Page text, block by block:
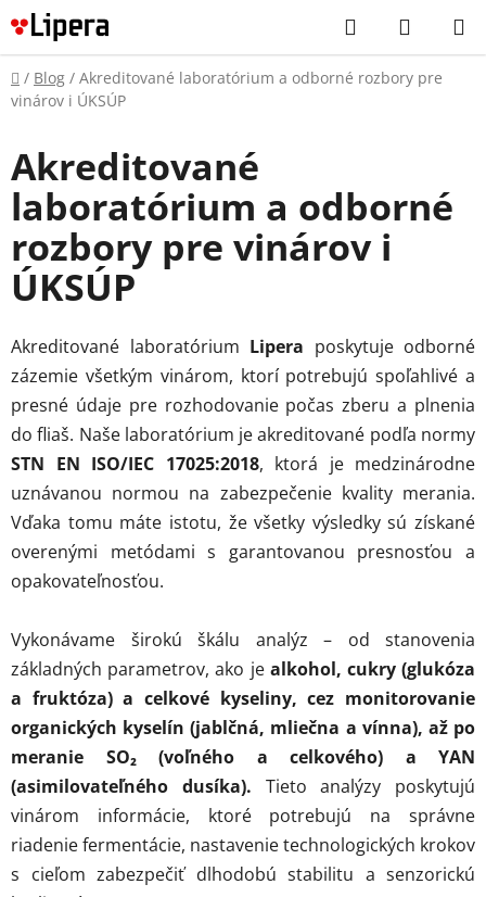
Prejsť
na
obsah
Hľadať
KOŠÍK
Domov
/ Blog / Akreditované laboratórium a odborné rozbory pre
vinárov i ÚKSÚP
Akreditované
laboratórium a odborné
rozbory pre vinárov i
ÚKSÚP
Akreditované laboratórium Lipera poskytuje odborné
zázemie všetkým vinárom, ktorí potrebujú spoľahlivé a
presné údaje pre rozhodovanie počas zberu a plnenia
do fliaš. Naše laboratórium je akreditované podľa normy
STN EN ISO/IEC 17025:2018, ktorá je medzinárodne
uznávanou normou na zabezpečenie kvality merania.
Vďaka tomu máte istotu, že všetky výsledky sú získané
overenými metódami s garantovanou presnosťou a
opakovateľnosťou.
Vykonávame širokú škálu analýz – od stanovenia
základných parametrov, ako je alkohol, cukry (glukóza
a fruktóza) a celkové kyseliny, cez monitorovanie
organických kyselín (jablčná, mliečna a vínna), až po
meranie SO₂ (voľného a celkového) a YAN
(asimilovateľného dusíka). Tieto analýzy poskytujú
vinárom informácie, ktoré potrebujú na správne
riadenie fermentácie, nastavenie technologických krokov
s cieľom zabezpečiť dlhodobú stabilitu a senzorickú